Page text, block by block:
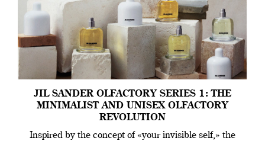
JIL SANDER OLFACTORY SERIES 1: THE
MINIMALIST AND UNISEX OLFACTORY
REVOLUTION
Inspired by the concept of «your invisible self,» the